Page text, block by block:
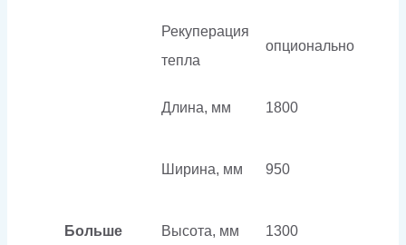
Больше
Рекуперация
тепла
опционально
Длина, мм 1800
Ширина, мм 950
Высота, мм 1300